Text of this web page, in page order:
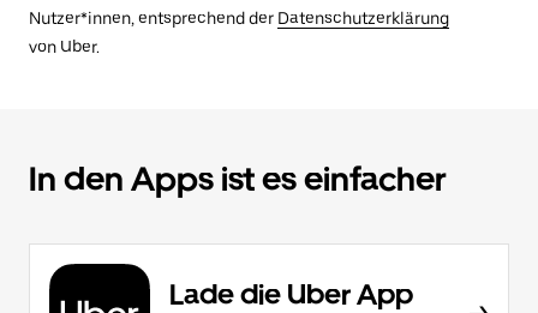
Nutzer*innen, entsprechend der Datenschutzerklärung
von Uber.
In den Apps ist es einfacher
Lade die Uber App